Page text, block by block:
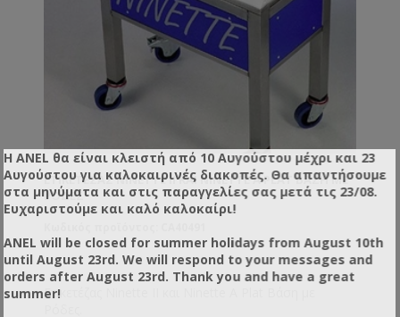
ΕΤΙΚΕΤΈΖΑΣ NINETTE IΙ ΚΑΙ NINETTE A PLAT ΒΆΣΗ ΜΕ
ΡΌΔΕΣ
Ετικετέζας Ninette IΙ και Ninette A Plat Βάση με
Η ANEL θα είναι κλειστή από 10 Αυγούστου μέχρι και 23
Αυγούστου για καλοκαιρινές διακοπές. Θα απαντήσουμε
στα μηνύματα και στις παραγγελίες σας μετά τις 23/08.
Ευχαριστούμε και καλό καλοκαίρι!
ANEL will be closed for summer holidays from August 10th
until August 23rd. We will respond to your messages and
orders after August 23rd. Thank you and have a great
summer!